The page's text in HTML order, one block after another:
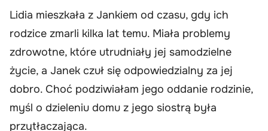
Lidia mieszkała z Jankiem od czasu, gdy ich
rodzice zmarli kilka lat temu. Miała problemy
zdrowotne, które utrudniały jej samodzielne
życie, a Janek czuł się odpowiedzialny za jej
dobro. Choć podziwiałam jego oddanie rodzinie,
myśl o dzieleniu domu z jego siostrą była
przytłaczająca.